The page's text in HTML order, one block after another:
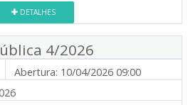
DETALHES
4/2026
Abertura: 10/04/2026 09:00